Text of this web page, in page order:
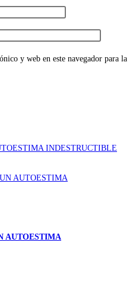
y web en este navegador para la
AUTOESTIMA